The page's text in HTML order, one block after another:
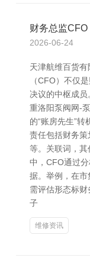
财务总监
2026-06-24
天津航维百货
（CFO）不仅
决议的中枢成
重洛阳泵阀网-
的“账房先生”
责任包括财务
等。关联词，
中，CFO通过
据。举例，在
需评估形态标
子
维修资讯